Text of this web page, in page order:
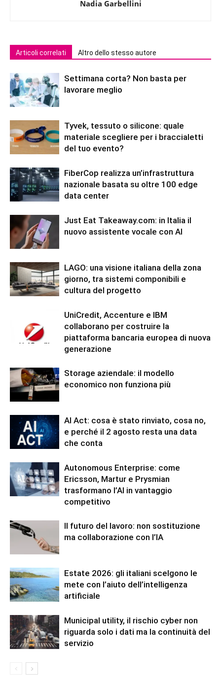
Nadia Garbellini
Articoli correlati Altro dello stesso autore
Settimana corta? Non basta per
lavorare meglio
Tyvek, tessuto o silicone: quale
materiale scegliere per i braccialetti
del tuo evento?
FiberCop realizza un’infrastruttura
nazionale basata su oltre 100 edge
data center
Just Eat Takeaway.com: in Italia il
nuovo assistente vocale con AI
LAGO: una visione italiana della zona
giorno, tra sistemi componibili e
cultura del progetto
UniCredit, Accenture e IBM
collaborano per costruire la
piattaforma bancaria europea di nuova
generazione
Storage aziendale: il modello
economico non funziona più
AI Act: cosa è stato rinviato, cosa no,
e perché il 2 agosto resta una data
che conta
Autonomous Enterprise: come
Ericsson, Martur e Prysmian
trasformano l’AI in vantaggio
competitivo
Il futuro del lavoro: non sostituzione
ma collaborazione con l’IA
Estate 2026: gli italiani scelgono le
mete con l’aiuto dell’intelligenza
artificiale
Municipal utility, il rischio cyber non
riguarda solo i dati ma la continuità del
servizio